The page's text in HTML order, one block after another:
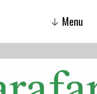
↓ Menu